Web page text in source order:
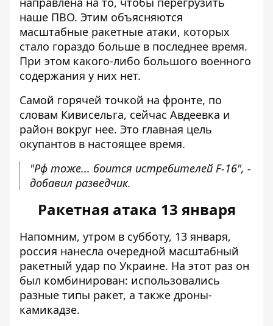
наше ПВО. Этим объясняются
масштабные ракетные атаки, которых
стало гораздо больше в последнее время.
При этом какого-либо большого военного
содержания у них нет.
Самой горячей точкой на фронте, по
словам Кивисельга, сейчас Авдеевка и
район вокруг нее. Это главная цель
окупантов в настоящее время.
"Рф тоже... боится истребителей F-16", -
добавил разведчик.
Ракетная атака 13 января
Напомним, утром в субботу, 13 января,
россия нанесла очередной масштабный
ракетный удар по Украине. На этот раз он
был комбинирован: использовались
разные типы ракет, а также дроны-
камикадзе.